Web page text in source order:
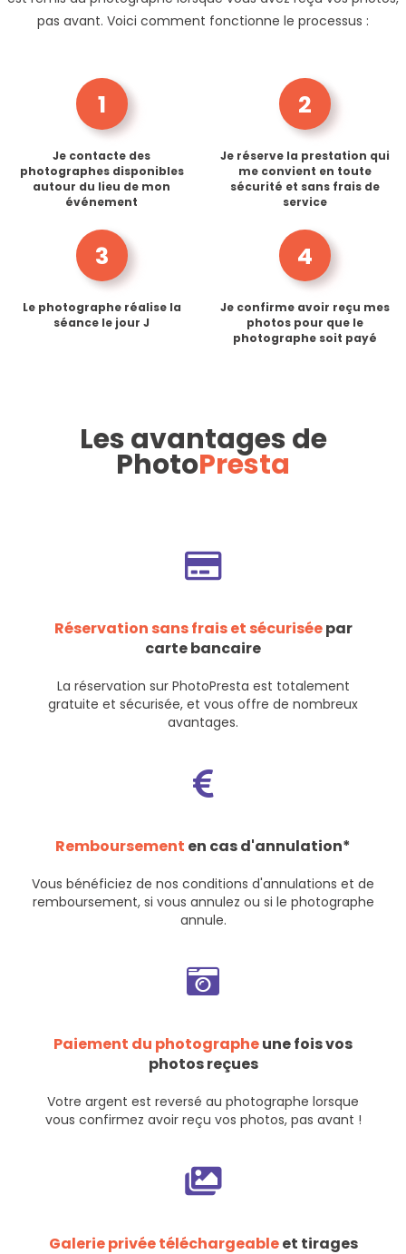
pas avant. Voici comment fonctionne le processus :
1
Je contacte des
photographes disponibles
autour du lieu de mon
événement
2
Je réserve la prestation qui
me convient en toute
sécurité et sans frais de
service
3
Le photographe réalise la
séance le jour J
4
Je confirme avoir reçu mes
photos pour que le
photographe soit payé
Les avantages de
PhotoPresta
Réservation sans frais et sécuriséepar
carte bancaire
La réservation sur PhotoPresta est totalement
gratuite et sécurisée, et vous offre de nombreux
avantages.
Remboursement en cas d'annulation*
Vous bénéficiez de nos conditions d'annulations et de
remboursement, si vous annulez ou si le photographe
annule.
Paiement du photographeune fois vos
photos reçues
Votre argent est reversé au photographe lorsque
vous confirmez avoir reçu vos photos, pas avant !
Galerie privée téléchargeableet tirages